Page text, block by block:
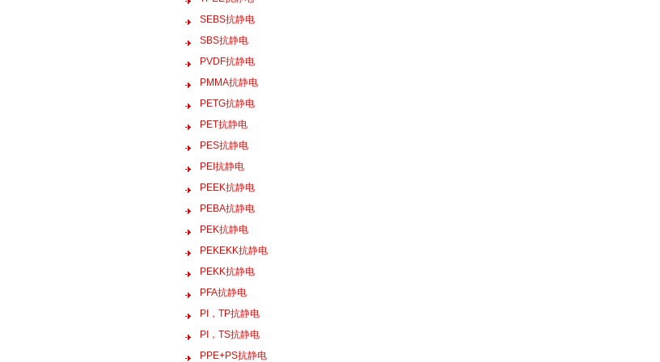
SEBS抗静电
SBS抗静电
PVDF抗静电
PMMA抗静电
PETG抗静电
PET抗静电
PES抗静电
PEI抗静电
PEEK抗静电
PEBA抗静电
PEK抗静电
PEKEKK抗静电
PEKK抗静电
PFA抗静电
PI，TP抗静电
PI，TS抗静电
PPE+PS抗静电